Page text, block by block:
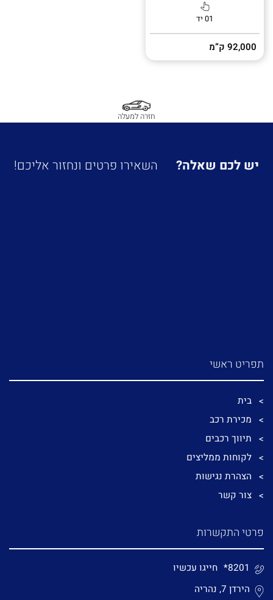
01 יד
92,000 ק”מ
חזרה למעלה
יש לכם שאלה? השאירו פרטים ונחזור אליכם!
תפריט ראשי
בית
מכירת רכב
תיווך רכבים
לקוחות ממליצים
הצהרת נגישות
צור קשר
פרטי התקשרות
*8201 חייגו עכשיו
הירדן 7, נהריה